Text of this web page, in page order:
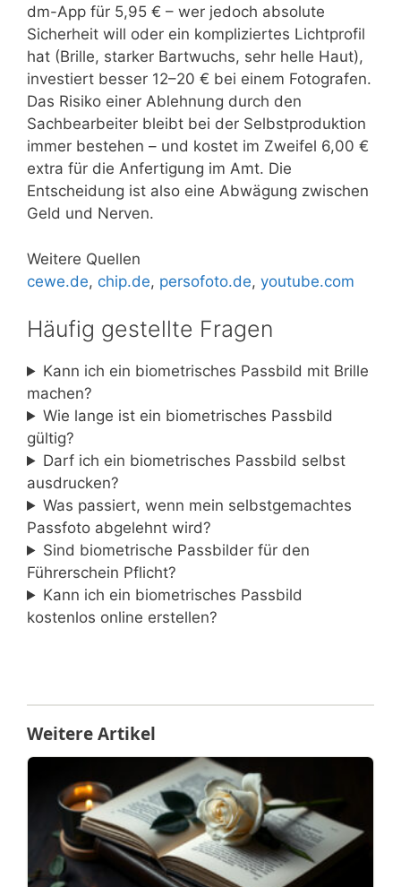
dm-App für 5,95 € – wer jedoch absolute
Sicherheit will oder ein kompliziertes Lichtprofil
hat (Brille, starker Bartwuchs, sehr helle Haut),
investiert besser 12–20 € bei einem Fotografen.
Das Risiko einer Ablehnung durch den
Sachbearbeiter bleibt bei der Selbstproduktion
immer bestehen – und kostet im Zweifel 6,00 €
extra für die Anfertigung im Amt. Die
Entscheidung ist also eine Abwägung zwischen
Geld und Nerven.
Weitere Quellen
cewe.de, chip.de, persofoto.de, youtube.com
Häufig gestellte Fragen
Kann ich ein biometrisches Passbild mit Brille
machen?
Wie lange ist ein biometrisches Passbild
gültig?
Darf ich ein biometrisches Passbild selbst
ausdrucken?
Was passiert, wenn mein selbstgemachtes
Passfoto abgelehnt wird?
Sind biometrische Passbilder für den
Führerschein Pflicht?
Kann ich ein biometrisches Passbild
kostenlos online erstellen?
Weitere Artikel